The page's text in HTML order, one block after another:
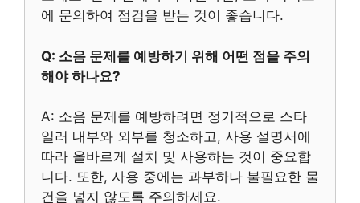
에 문의하여 점검을 받는 것이 좋습니다.
Q: 소음 문제를 예방하기 위해 어떤 점을 주의
해야 하나요?
A: 소음 문제를 예방하려면 정기적으로 스타
일러 내부와 외부를 청소하고, 사용 설명서에
따라 올바르게 설치 및 사용하는 것이 중요합
니다. 또한, 사용 중에는 과부하나 불필요한 물
건을 넣지 않도록 주의하세요.